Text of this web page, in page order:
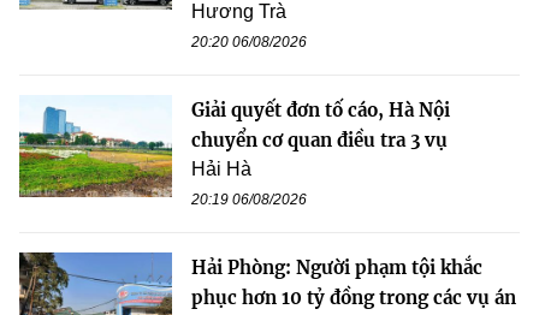
Hương Trà
20:20 06/08/2026
Giải quyết đơn tố cáo, Hà Nội
chuyển cơ quan điều tra 3 vụ
Hải Hà
20:19 06/08/2026
Hải Phòng: Người phạm tội khắc
phục hơn 10 tỷ đồng trong các vụ án